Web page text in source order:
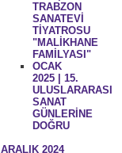
TRABZON
SANATEVİ
TİYATROSU
"MALİKHANE
FAMİLYASI"
OCAK
2025 | 15.
ULUSLARARASI
SANAT
GÜNLERİNE
DOĞRU
ARALIK 2024